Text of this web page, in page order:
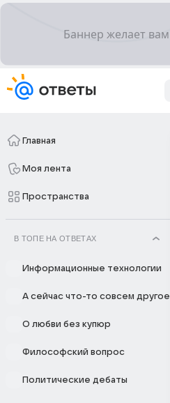
Главная
Моя лента
Пространства
В ТОПЕ НА ОТВЕТАХ
Информационные технологии
А сейчас что-то совсем другое
О любви без купюр
Философский вопрос
Политические дебаты